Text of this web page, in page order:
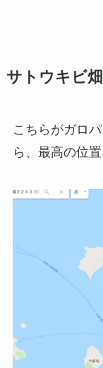
サトウキビ
こちらがガロ
ら、最高の位置